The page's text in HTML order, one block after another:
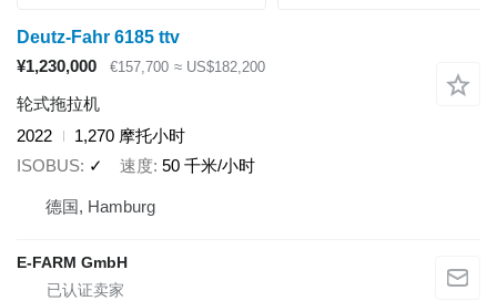
Deutz-Fahr 6185 ttv
¥1,230,000
€157,700 ≈ US$182,200
轮式拖拉机
2022
1,270 摩托小时
ISOBUS ✓ 速度 50 千米/小时
德国, Hamburg
E-FARM GmbH